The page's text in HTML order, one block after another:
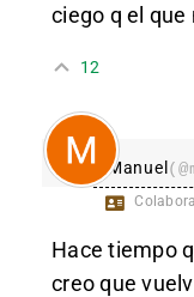
ciego q el que
12
Manuel
Hace tiempo
creo que